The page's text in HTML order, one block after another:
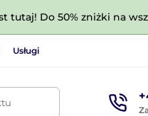
tutaj! Do 50% zniżki na
Usługi